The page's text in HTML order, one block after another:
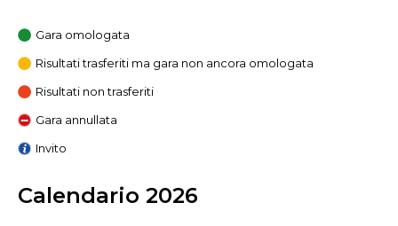
Gara omologata
Risultati trasferiti ma gara non ancora omologata
Risultati non trasferiti
Gara annullata
Invito
Calendario 2026